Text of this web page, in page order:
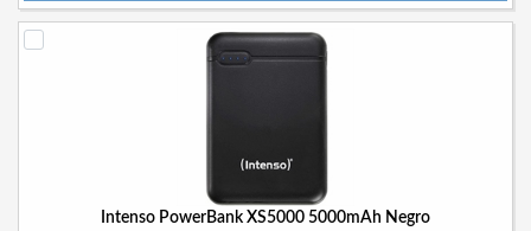
Intenso PowerBank XS5000 5000mAh Negro